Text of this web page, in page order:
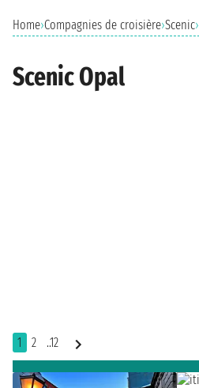
Home›Compagnies de croisière›Scenic›
Scenic Opal
1 2 ..12